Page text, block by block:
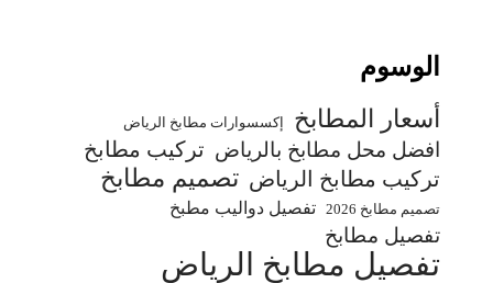
الوسوم
أسعار المطابخ إكسسوارات مطابخ الرياض
افضل محل مطابخ بالرياض تركيب مطابخ
تركيب مطابخ الرياض تصميم مطابخ
تصميم مطابخ 2026 تفصيل دواليب مطبخ
تفصيل مطابخ
تفصيل مطابخ الرياض